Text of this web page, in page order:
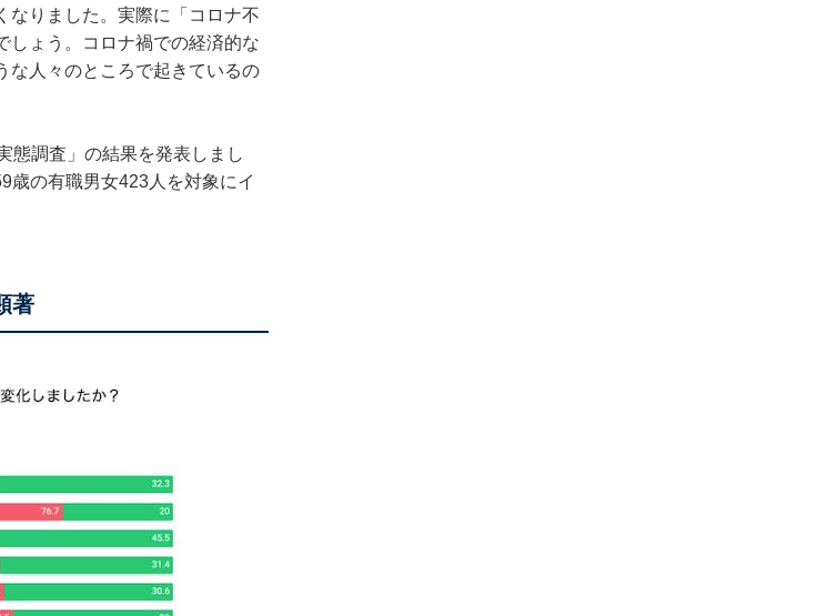
なりました。実際に「コロナ不
しょう。コロナ禍での経済的な
な人々のところで起きているの
態調査」の結果を発表しまし
歳の有職男女423人を対象にイ
著